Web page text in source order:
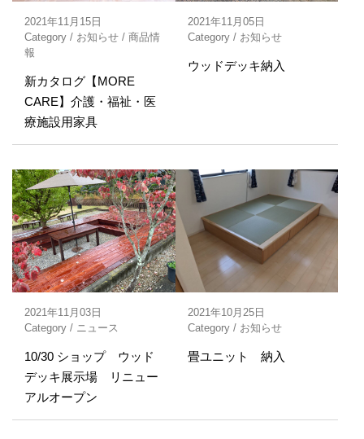
2021年11月15日
Category / お知らせ / 商品情
報
新カタログ【MORE
CARE】介護・福祉・医
療施設用家具
2021年11月05日
Category / お知らせ
ウッドデッキ納入
2021年11月03日
Category / ニュース
10/30 ショップ ウッド
デッキ展示場 リニュー
アルオープン
2021年10月25日
Category / お知らせ
畳ユニット 納入